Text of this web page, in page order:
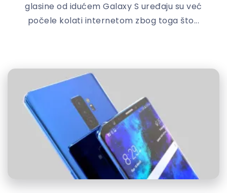
glasine od idućem Galaxy S uređaju su već
počele kolati internetom zbog toga što...